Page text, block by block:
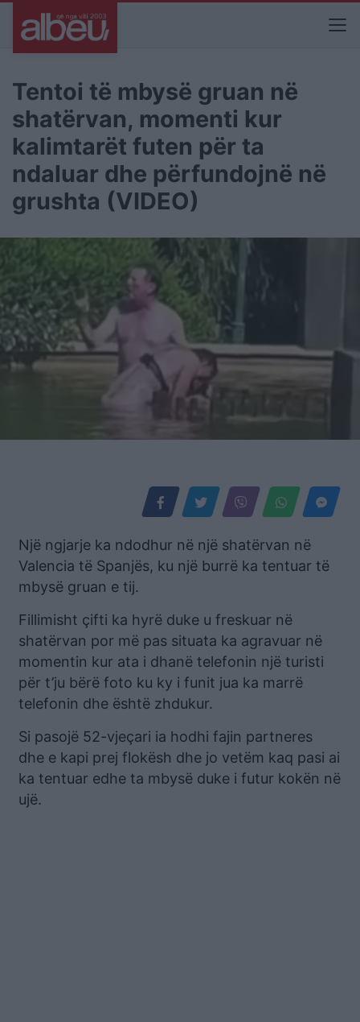
Tentoi të mbysë gruan në
shatërvan, momenti kur
kalimtarët futen për ta
ndaluar dhe përfundojnë në
grushta (VIDEO)
Një ngjarje ka ndodhur në një shatërvan në
Valencia të Spanjës, ku një burrë ka tentuar të
mbysë gruan e tij.
Fillimisht çifti ka hyrë duke u freskuar në
shatërvan por më pas situata ka agravuar në
momentin kur ata i dhanë telefonin një turisti
për t’ju bërë foto ku ky i funit jua ka marrë
telefonin dhe është zhdukur.
Si pasojë 52-vjeçari ia hodhi fajin partneres
dhe e kapi prej flokësh dhe jo vetëm kaq pasi ai
ka tentuar edhe ta mbysë duke i futur kokën në
ujë.